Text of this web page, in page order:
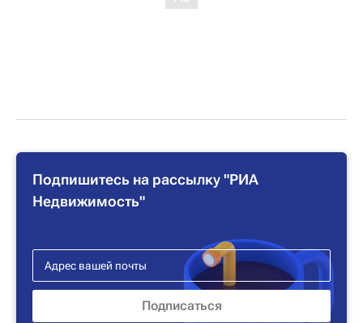
Подпишитесь на рассылку "РИА
Недвижимость"